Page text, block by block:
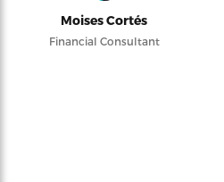
Moises Cortés
Financial Consultant